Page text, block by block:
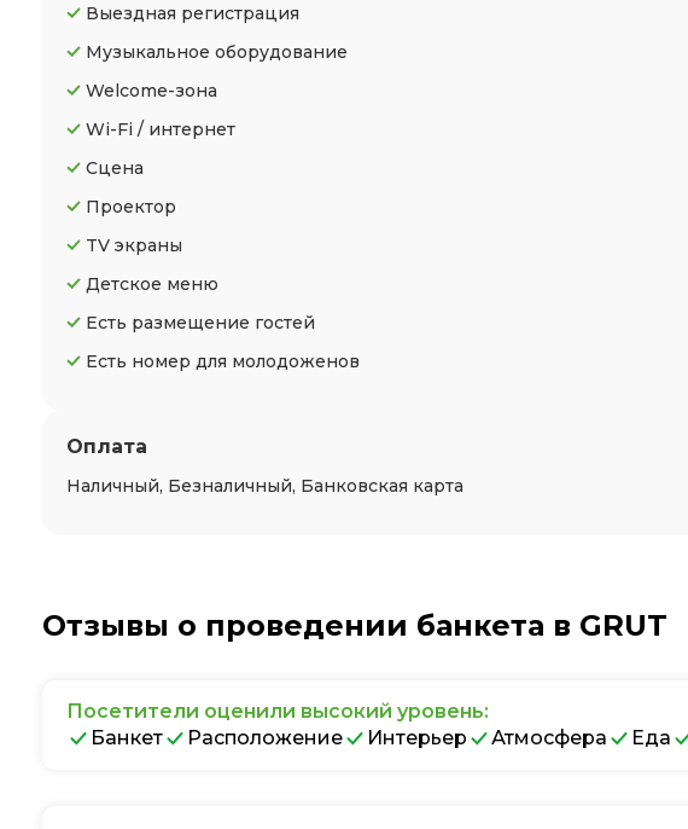
Выездная регистрация
Музыкальное оборудование
Welcome-зона
Wi-Fi / интернет
Сцена
Проектор
TV экраны
Детское меню
Есть размещение гостей
Есть номер для молодоженов
Оплата
Наличный, Безналичный, Банковская карта
Отзывы о проведении банкета в GRUT
Посетители оценили высокий уровень:
Банкет
Расположение Интерьер Атмосфера Еда